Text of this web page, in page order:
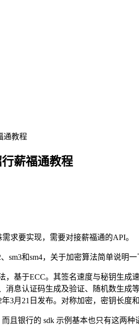
通教程
薪福通教程
求要实现，需要对接薪福通的API。
和sm4，关于加密算法简单说明一
基于ECC。其签名速度与秘钥生
消息认证码生成及验证、随机数生
3月21日发布。对称加密，密钥长度
且银行的 sdk 示例基本也只有这两种